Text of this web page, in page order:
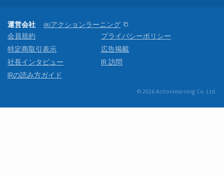
運営会社
㈱アクションラーニング
会員規約
プライバシーポリシー
特定商取引表示
広告掲載
社長インタビュー
IR 訪問
IRの読み方ガイド
© 2026 Actionlearning Co. Ltd.